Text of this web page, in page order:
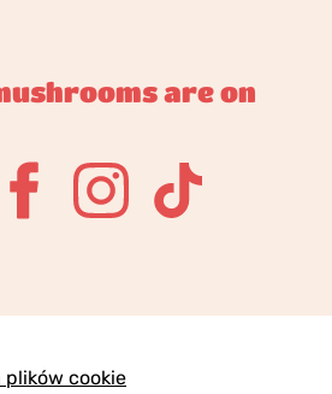
are on
cookie